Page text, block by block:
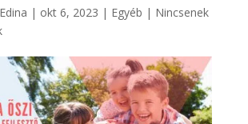
| okt 6, 2023 | Egyéb | Nincsenek